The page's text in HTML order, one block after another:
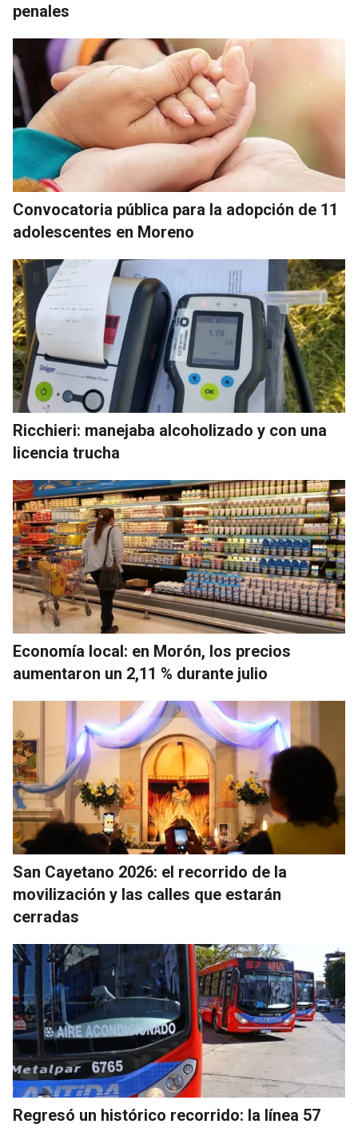
penales
Convocatoria pública para la adopción de 11
adolescentes en Moreno
Ricchieri: manejaba alcoholizado y con una
licencia trucha
Economía local: en Morón, los precios
aumentaron un 2,11 % durante julio
San Cayetano 2026: el recorrido de la
movilización y las calles que estarán
cerradas
Regresó un histórico recorrido: la línea 57